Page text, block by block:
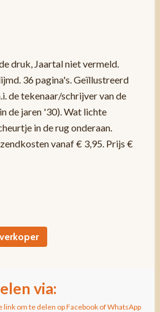
druk, Jaartal niet vermeld.
36 pagina's. Geïllustreerd
de tekenaar/schrijver van de
de jaren '30). Wat lichte
in de rug onderaan.
vanaf € 3,95. Prijs €
via:
om te delen op Facebook of WhatsApp